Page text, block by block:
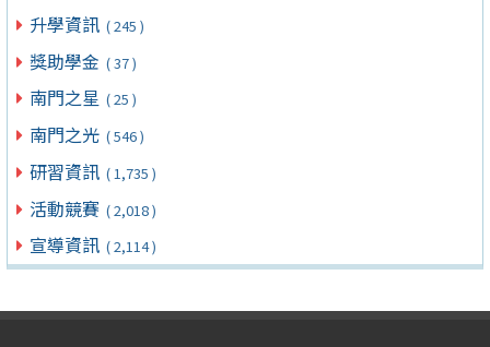
升學資訊 ( 245 )
獎助學金 ( 37 )
南門之星 ( 25 )
南門之光 ( 546 )
研習資訊 ( 1,735 )
活動競賽 ( 2,018 )
宣導資訊 ( 2,114 )